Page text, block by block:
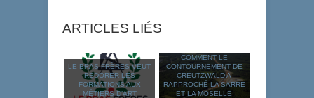
ARTICLES LIÉS
LE BRAS FRÈRES VEUT
REDORER LES
FORMATIONS AUX
MÉTIERS D’ART
COMMENT LE
CONTOURNEMENT DE
CREUTZWALD A
RAPPROCHÉ LA SARRE
ET LA MOSELLE